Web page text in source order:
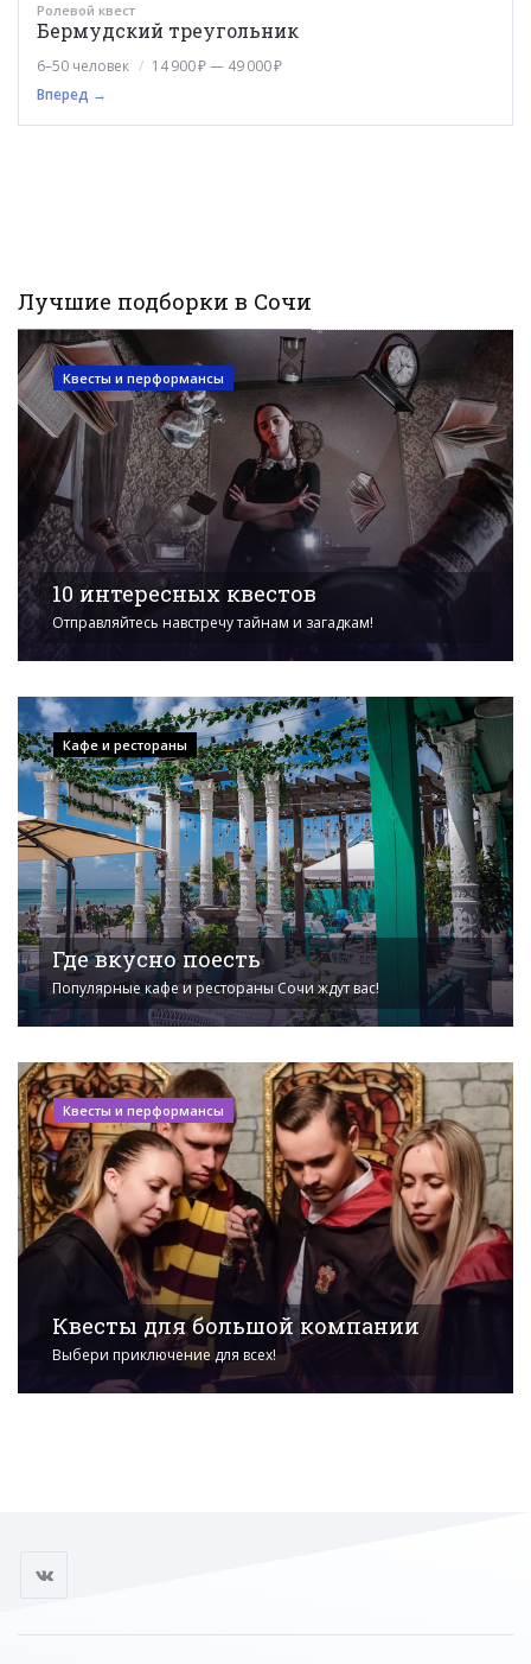
Ролевой квест
Бермудский треугольник
6–50 человек
14 900 ₽ — 49 000 ₽
Вперед →
Лучшие подборки в Сочи
Квесты и перформансы
10 интересных квестов
Отправляйтесь навстречу тайнам и загадкам!
Кафе и рестораны
Где вкусно поесть
Популярные кафе и рестораны Сочи ждут вас!
Квесты и перформансы
Квесты для большой компании
Выбери приключение для всех!